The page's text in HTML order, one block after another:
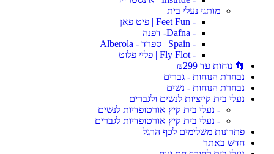
מותגי נעלי בית
- Feet Fun | פיט פאן
- Dafna- דפנה
- Spain | ספרד - Alberola
- Fly Flot | פליי פלוט
👣 נוחות עד ₪299
נבחרת הנוחות - גברים
נבחרת הנוחות - נשים
נעלי בית קייציות לנשים ולגברים
- נעלי בית קיץ אורטופדיות לנשים
- נעלי בית קיץ אורטופדיות לגברים
פתרונות משלימים לכף הרגל
חדש באתר